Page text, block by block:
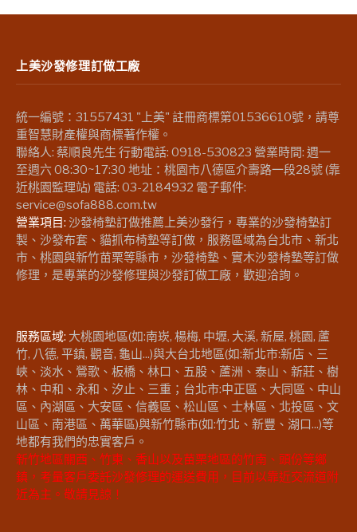
上美沙發修理訂做工廠
統一編號：31557431 "上美" 註冊商標第01536610號，請尊
重智慧財產權與商標著作權。
聯絡人: 蔡順良先生 行動電話: 0918-530823 營業時間: 週一
至週六 08:30~17:30 地址：桃園市八德區介壽路一段28號 (靠
近桃園監理站) 電話: 03-2184932 電子郵件:
service@sofa888.com.tw
營業項目: 沙發椅墊訂做推薦上美沙發行，專業的沙發椅墊訂
製、沙發布套、貓抓布椅墊等訂做，服務區域為台北市、新北
市、桃園與新竹苗栗等縣市，沙發椅墊、實木沙發椅墊等訂做
修理，是專業的沙發修理與沙發訂做工廠，歡迎洽詢。
服務區域: 大桃園地區(如:南崁, 楊梅, 中壢, 大溪, 新屋, 桃園, 蘆
竹, 八德, 平鎮, 觀音, 龜山...)與大台北地區(如:新北市:新店、三
峽、淡水、鶯歌、板橋、林口、五股、蘆洲、泰山、新莊、樹
林、中和、永和、汐止、三重；台北市:中正區、大同區、中山
區、內湖區、大安區、信義區、松山區、士林區、北投區、文
山區、南港區、萬華區)與新竹縣市(如:竹北、新豐、湖口...)等
地都有我們的忠實客戶。
新竹地區關西、竹東、香山以及苗栗地區的竹南、頭份等鄉
鎮，考量客戶委託沙發修理的運送費用，目前以靠近交流道附
近為主。敬請見諒！